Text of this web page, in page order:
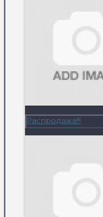
Распродажа!!!